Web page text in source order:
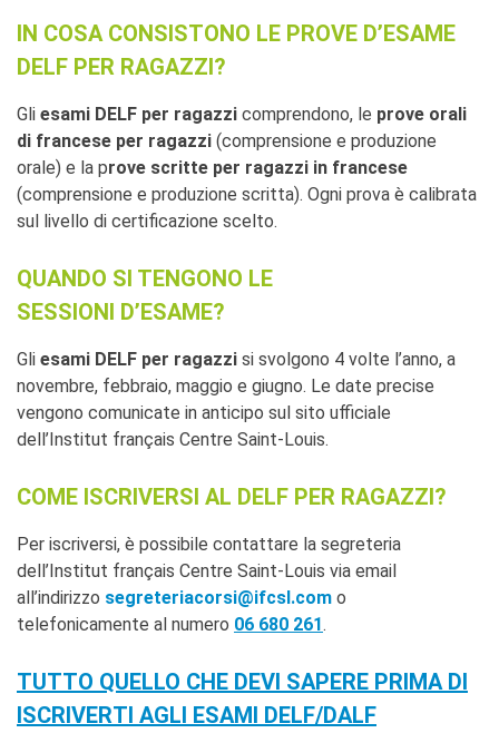
IN COSA CONSISTONO LE PROVE D’ESAME
DELF PER RAGAZZI?
Gli esami DELF per ragazzi comprendono, le prove orali
di francese per ragazzi (comprensione e produzione
orale) e la prove scritte per ragazzi in francese
(comprensione e produzione scritta). Ogni prova è calibrata
sul livello di certificazione scelto.
QUANDO SI TENGONO LE
SESSIONI D’ESAME?
Gli esami DELF per ragazzi si svolgono 4 volte l’anno, a
novembre, febbraio, maggio e giugno. Le date precise
vengono comunicate in anticipo sul sito ufficiale
dell’Institut français Centre Saint-Louis.
COME ISCRIVERSI AL DELF PER RAGAZZI?
Per iscriversi, è possibile contattare la segreteria
dell’Institut français Centre Saint-Louis via email
all’indirizzo segreteriacorsi@ifcsl.com o
telefonicamente al numero 06 680 261.
TUTTO QUELLO CHE DEVI SAPERE PRIMA DI
ISCRIVERTI AGLI ESAMI DELF/DALF